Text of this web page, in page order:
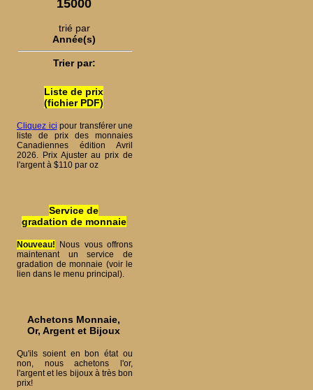
15000
trié par
Année(s)
Trier par:
Liste de prix
(fichier PDF)
Cliquez ici pour transférer une
liste de prix des monnaies
Canadiennes édition Avril
2026. Prix Ajuster au prix de
l'argent à $110 par oz
Service de
gradation de monnaie
Nouveau! Nous vous offrons
maintenant un service de
gradation de monnaie (voir le
lien dans le menu principal).
Achetons Monnaie,
Or, Argent et Bijoux
Qu'ils soient en bon état ou
non, nous achetons l'or,
l'argent et les bijoux à très bon
prix!